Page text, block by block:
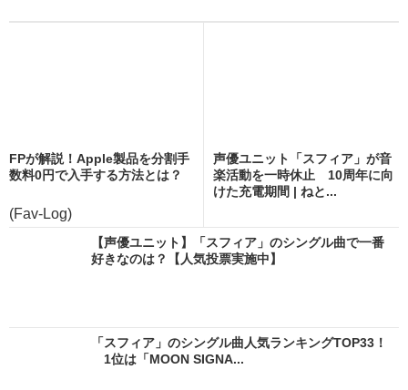
FPが解説！Apple製品を分割手
数料0円で入手する方法とは？
(Fav-Log)
声優ユニット「スフィア」が音
楽活動を一時休止 10周年に向
けた充電期間 | ねと...
【声優ユニット】「スフィア」のシングル曲で一番
好きなのは？【人気投票実施中】
「スフィア」のシングル曲人気ランキングTOP33！
1位は「MOON SIGNA...